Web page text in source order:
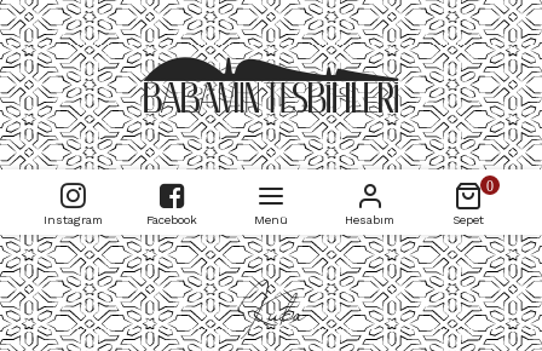
Instagram Facebook Menü Hesabım
0
Sepet
Kuka